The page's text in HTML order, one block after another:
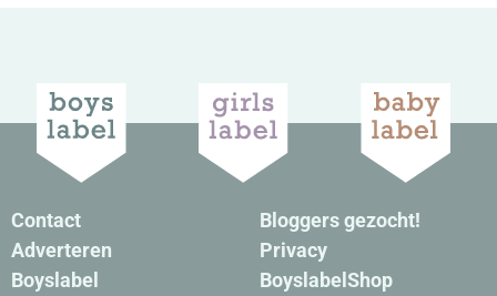
Contact
Adverteren
Boyslabel
Bloggers gezocht!
Privacy
BoyslabelShop